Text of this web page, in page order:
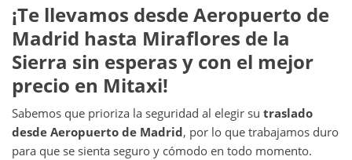
¡Te llevamos desdeAeropuerto de
Madrid hasta Miraflores de la
Sierra sin esperas y con el mejor
precio en Mitaxi!
Sabemos que prioriza la seguridad al elegir su traslado
desde Aeropuerto de Madrid, por lo que trabajamos duro
para que se sienta seguro y cómodo en todo momento.